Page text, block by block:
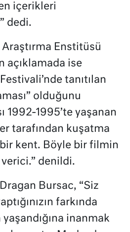
içerikleri
dedi.
Araştırma Enstitüsü
açıklamada ise
tanıtılan
olduğunu
1992-1995’te yaşanan
tarafından kuşatma
kent. Böyle bir filmin
verici.” denildi.
Bursac, “Siz
farkında
yaşandığına inanmak